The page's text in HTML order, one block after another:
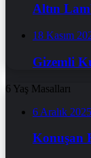
Altın
18 Kasım
Gizemli
6 Yaş Masalları
6 Aralık 2025
Konuşan